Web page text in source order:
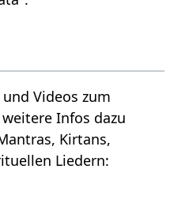
Videos zum
Infos dazu
Kirtans,
Liedern: